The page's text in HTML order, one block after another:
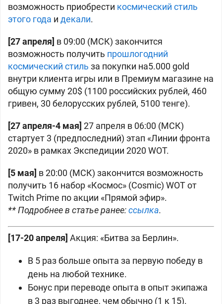
возможность приобрести космический стиль
этого года и декали.
[27 апреля] в 09:00 (МСК) закончится
возможность получить прошлогодний
космический стиль за покупки на5.000 gold
внутри клиента игры или в Премиум магазине на
общую сумму 20$ (1100 российских рублей, 460
гривен, 30 белорусских рублей, 5100 тенге).
[27 апреля-4 мая] 27 апреля в 06:00 (МСК)
стартует 3 (предпоследний) этап «Линии фронта
2020» в рамках Экспедиции 2020 WOT.
[5 мая] в 20:00 (МСК) закончится возможность
получить 16 набор «Космос» (Cosmic) WOT от
Twitch Prime по акции «Прямой эфир».
** Подробнее в статье ранее:ссылка.
[17-20 апреля] Акция: «Битва за Берлин».
В 5 раз больше опыта за первую победу в
день на любой технике.
Бонус при переводе опыта в опыт экипажа
в 3 раз выгоднее, чем обычно (1 к 15).